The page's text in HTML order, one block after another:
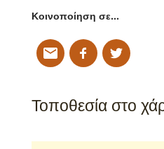
Κοινοποίηση σε…
Τοποθεσία στο